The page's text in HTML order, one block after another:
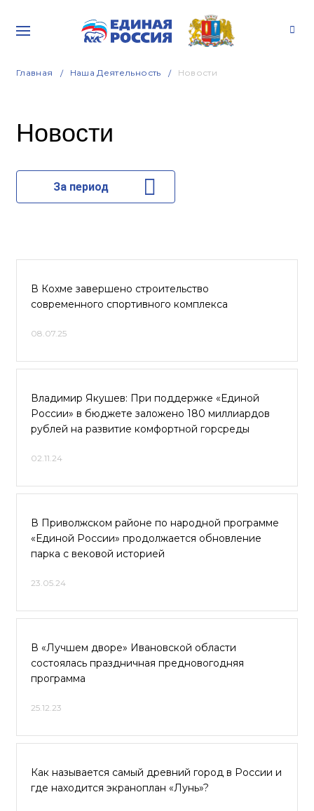
Главная Наша Деятельность Новости
Новости
За период
В Кохме завершено строительство
современного спортивного комплекса
08.07.25
Владимир Якушев: При поддержке «Единой
России» в бюджете заложено 180 миллиардов
рублей на развитие комфортной горсреды
02.11.24
В Приволжском районе по народной программе
«Единой России» продолжается обновление
парка с вековой историей
23.05.24
В «Лучшем дворе» Ивановской области
состоялась праздничная предновогодняя
программа
25.12.23
Как называется самый древний город в России и
где находится экраноплан «Лунь»?